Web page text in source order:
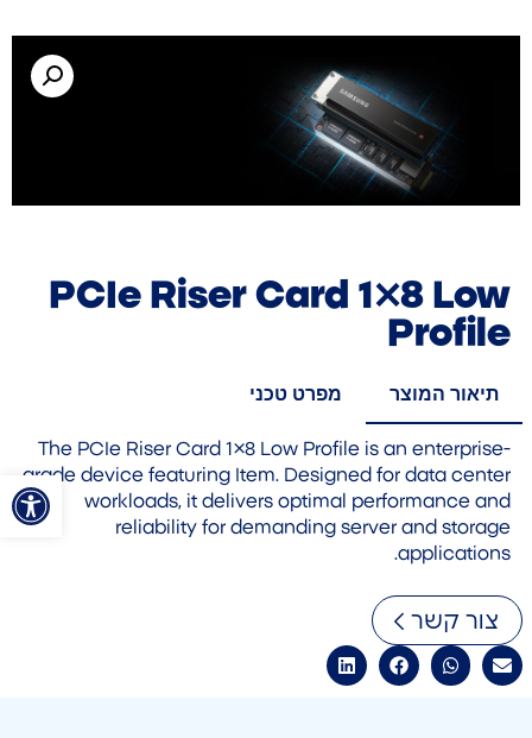
פתח
PCIe Riser Card 1×8 Low
Profile
תיאור המוצר מפרט טכני
The PCIe Riser Card 1×8 Low Profile is an enterprise-
grade device featuring Item. Designed for data center
workloads, it delivers optimal performance and
reliability for demanding server and storage
applications.
צור קשר